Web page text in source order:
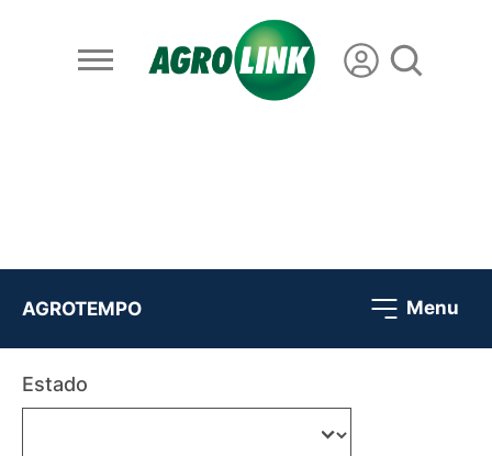
AGROTEMPO Menu
Estado